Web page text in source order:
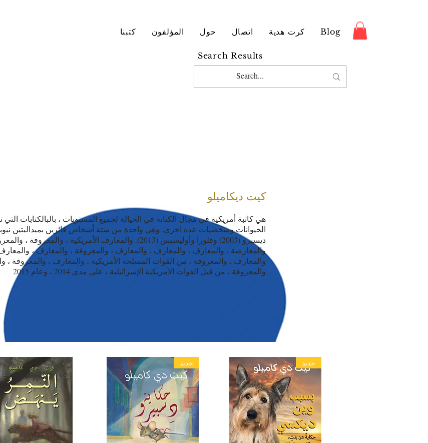
كتبنا المؤلفون حول اتصال كرت هدية Blog
Search Results
كيت ديكاميلو
هي كاتبة أمريكية في مجال الكتابة في الخيالة لجميع المستويات ، بالبالكتابات
الحيوانات وشخصيات عدة اخرى. وهي واحدة من ستة أشخاص فائزين بميداليتين
ديسبرو (2003) وفلورا وأوليسيس (2013). والمعارف الأمريكية ،
والمعارضة ، والمعارف ، والمعارف ، والمعارف ، والمعروفة ، والمعارف ،
والمعارف ، والمعروفة ، من القوات المسلحة الأمريكية ، والمعارف ، والمعروفة ،
والمعروفة ، من قبل القوات الأمريكية الإسرائيلية ، على مدى 2014 ، وعام 2015
جديد جديد